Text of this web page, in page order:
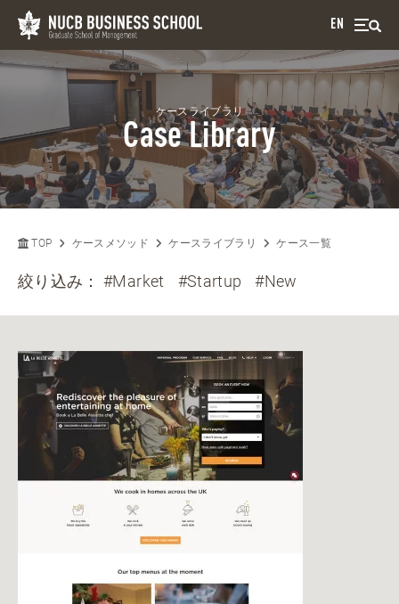
EN
ケースライブラリ
Case Library
TOP ケースメソッド ケースライブラリ ケース一覧
絞り込み：#Market #Startup #New